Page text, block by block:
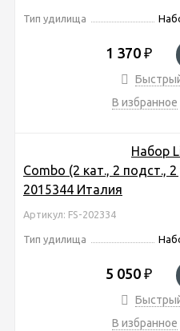
Тип удилища
1 370 ₽
В избранное
Набор
Combo (2 кат., 2 подст.,
2015344 Италия
Артикул: FS-202334
Тип удилища
5 050 ₽
В избранное